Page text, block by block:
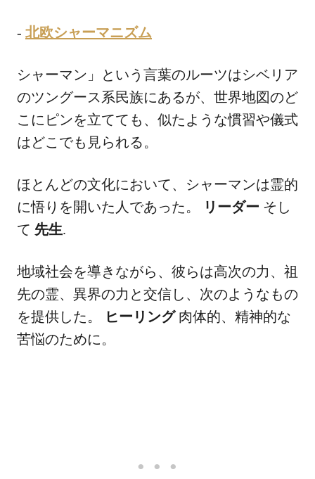
- 北欧シャーマニズム
シャーマン」という言葉のルーツはシベリア
のツングース系民族にあるが、世界地図のど
こにピンを立てても、似たような慣習や儀式
はどこでも見られる。
ほとんどの文化において、シャーマンは霊的
に悟りを開いた人であった。
リーダー そし
て 先生.
地域社会を導きながら、彼らは高次の力、祖
先の霊、異界の力と交信し、次のようなもの
を提供した。
ヒーリング肉体的、精神的な
苦悩のために。